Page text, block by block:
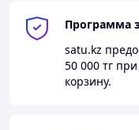
Программа
satu.kz
50 000 тг
корзину.